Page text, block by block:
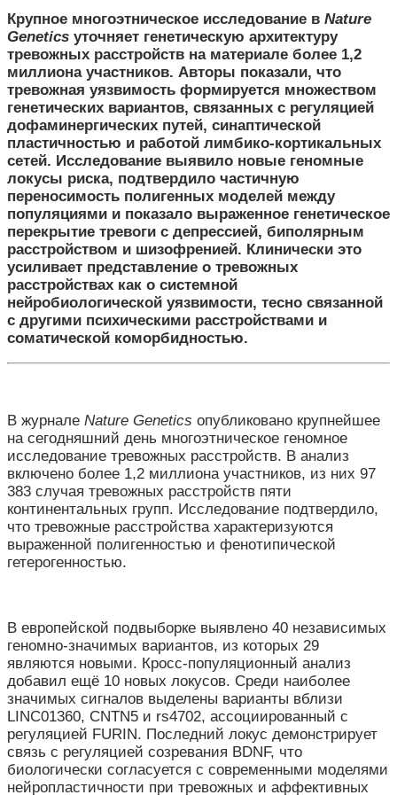
Крупное многоэтническое исследование в Nature
Genetics уточняет генетическую архитектуру
тревожных расстройств на материале более 1,2
миллиона участников. Авторы показали, что
тревожная уязвимость формируется множеством
генетических вариантов, связанных с регуляцией
дофаминергических путей, синаптической
пластичностью и работой лимбико-кортикальных
сетей. Исследование выявило новые геномные
локусы риска, подтвердило частичную
переносимость полигенных моделей между
популяциями и показало выраженное генетическое
перекрытие тревоги с депрессией, биполярным
расстройством и шизофренией. Клинически это
усиливает представление о тревожных
расстройствах как о системной
нейробиологической уязвимости, тесно связанной
с другими психическими расстройствами и
соматической коморбидностью.
В журнале Nature Genetics опубликовано крупнейшее
на сегодняшний день многоэтническое геномное
исследование тревожных расстройств. В анализ
включено более 1,2 миллиона участников, из них 97
383 случая тревожных расстройств пяти
континентальных групп. Исследование подтвердило,
что тревожные расстройства характеризуются
выраженной полигенностью и фенотипической
гетерогенностью.
В европейской подвыборке выявлено 40 независимых
геномно-значимых вариантов, из которых 29
являются новыми. Кросс-популяционный анализ
добавил ещё 10 новых локусов. Среди наиболее
значимых сигналов выделены варианты вблизи
LINC01360, CNTN5 и rs4702, ассоциированный с
регуляцией FURIN. Последний локус демонстрирует
связь с регуляцией созревания BDNF, что
биологически согласуется с современными моделями
нейропластичности при тревожных и аффективных